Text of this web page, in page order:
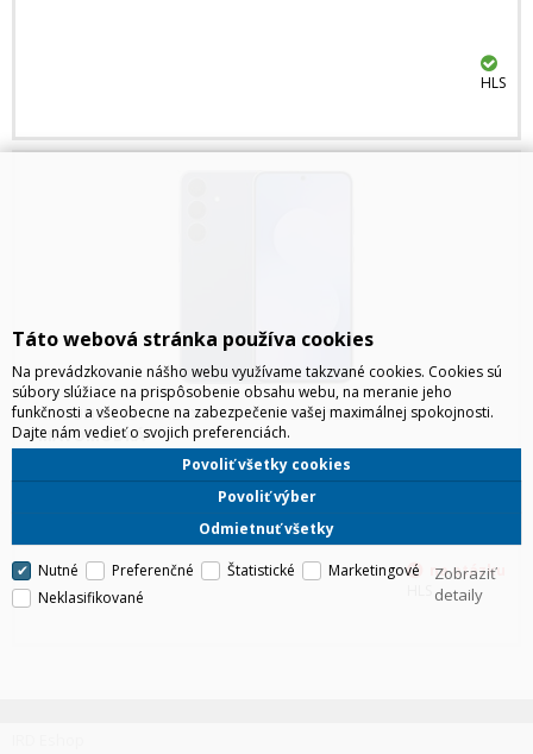
HLS
SAMSUNG S731 GALAXY S25 FE 5G 8GB/128GB DUOS
TMAVOMODRÁ
Tenší, ľahší a pripravený zaujať. Zoznám sa s oslnivou sériou.
Navrhnutý na zdolanie každej výzvy
Táto webová stránka používa cookies
Na prevádzkovanie nášho webu využívame takzvané cookies. Cookies sú
súbory slúžiace na prispôsobenie obsahu webu, na meranie jeho
funkčnosti a všeobecne na zabezpečenie vašej maximálnej spokojnosti.
Dajte nám vedieť o svojich preferenciách.
Odmietnuť všetky
Povoliť výber
Povoliť všetky cookies
Nutné Preferenčné Štatistické
Marketingové
Neklasifikované
Zobraziť
detaily